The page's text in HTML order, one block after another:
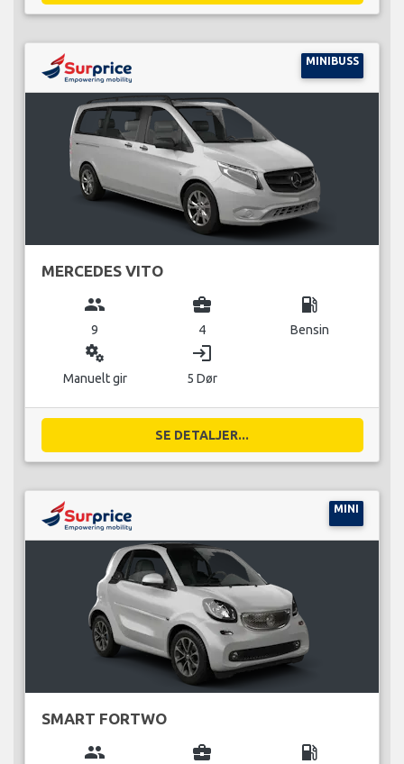
MINIBUSS
MERCEDES VITO
group
9
business_center
4
local_gas_station
Bensin
miscellaneous_services
Manuelt gir
login
5 Dør
SE DETALJER...
MINI
SMART FORTWO
group business_center local_gas_station